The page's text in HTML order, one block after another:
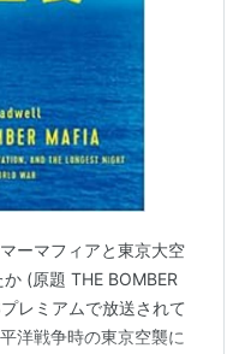
ーマフィアと東京大空
(原題 THE BOMBER
レミアムで放送されて
洋戦争時の東京空襲に